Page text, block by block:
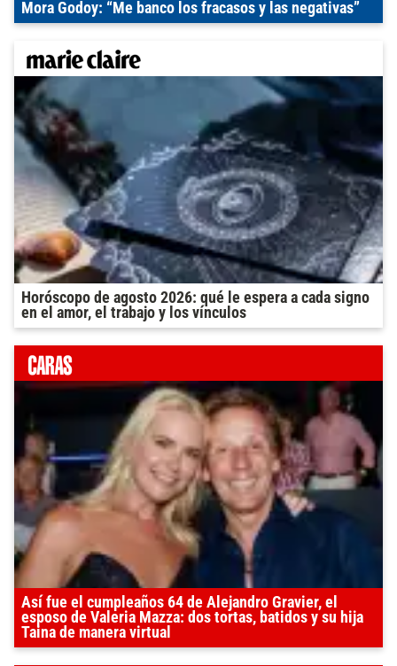
Mora Godoy: “Me banco los fracasos y las negativas”
Horóscopo de agosto 2026: qué le espera a cada signo
en el amor, el trabajo y los vínculos
Así fue el cumpleaños 64 de Alejandro Gravier, el
esposo de Valeria Mazza: dos tortas, batidos y su hija
Taina de manera virtual